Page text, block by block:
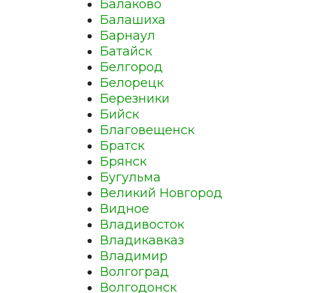
Балаково
Балашиха
Барнаул
Батайск
Белгород
Белорецк
Березники
Бийск
Благовещенск
Братск
Брянск
Бугульма
Великий Новгород
Видное
Владивосток
Владикавказ
Владимир
Волгоград
Волгодонск